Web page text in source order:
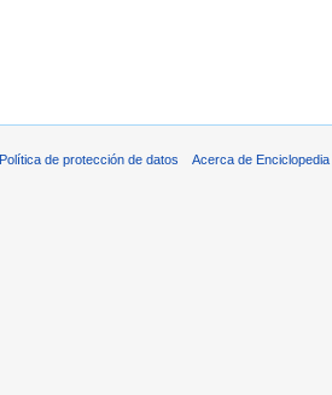
Política de protección de datos Acerca de